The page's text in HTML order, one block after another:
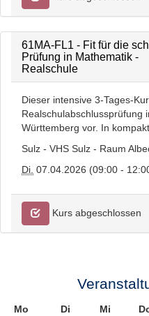
61MA-FL1 - Fit für die
Prüfung in Mathematik -
Realschule
Dieser intensive 3-Tages-
Realschulabschlussprüfung
Württemberg vor. In
Sulz - VHS Sulz - Raum
Di. 07.04.2026 (09:00 -
Kurs abgeschlossen
Mo Di Mi